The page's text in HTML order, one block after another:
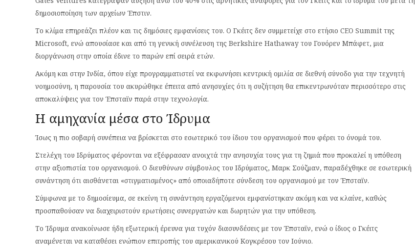
δημοσιοποίηση των αρχείων Έπστιν.
Το κλίμα επηρεάζει πλέον και τις δημόσιες εμφανίσεις του. Ο Γκέιτς δεν συμμετείχε στο ετήσιο CEO Summit της
Microsoft, ενώ απουσίασε και από τη γενική συνέλευση της Berkshire Hathaway του Γουόρεν Μπάφετ, μια
διοργάνωση στην οποία έδινε το παρών επί σειρά ετών.
Ακόμη και στην Ινδία, όπου είχε προγραμματιστεί να εκφωνήσει κεντρική ομιλία σε διεθνή σύνοδο για την τεχνητή
νοημοσύνη, η παρουσία του ακυρώθηκε έπειτα από ανησυχίες ότι η συζήτηση θα επικεντρωνόταν περισσότερο στις
αποκαλύψεις για τον Έπσταϊν παρά στην τεχνολογία.
Η αμηχανία μέσα στο Ίδρυμα
Ίσως η πιο σοβαρή συνέπεια να βρίσκεται στο εσωτερικό του ίδιου του οργανισμού που φέρει το όνομά του.
Στελέχη του Ιδρύματος φέρονται να εξέφρασαν ανοιχτά την ανησυχία τους για τη ζημιά που προκαλεί η υπόθεση
στην αξιοπιστία του οργανισμού. Ο διευθύνων σύμβουλος του Ιδρύματος, Μαρκ Σούζμαν, παραδέχθηκε σε εσωτερική
συνάντηση ότι αισθάνεται «στιγματισμένος» από οποιαδήποτε σύνδεση του οργανισμού με τον Έπσταϊν.
Σύμφωνα με το δημοσίευμα, σε εκείνη τη συνάντηση εργαζόμενοι εμφανίστηκαν ακόμη και να κλαίνε, καθώς
προσπαθούσαν να διαχειριστούν ερωτήσεις συνεργατών και δωρητών για την υπόθεση.
Το Ίδρυμα ανακοίνωσε ήδη εξωτερική έρευνα για τυχόν διασυνδέσεις με τον Έπσταϊν, ενώ ο ίδιος ο Γκέιτς
αναμένεται να καταθέσει ενώπιον επιτροπής του αμερικανικού Κογκρέσου τον Ιούνιο.